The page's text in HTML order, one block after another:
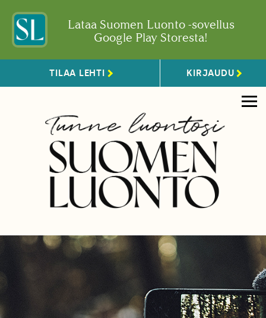
Lataa Suomen Luonto -sovellus
Google Play Storesta!
TILAA LEHTI KIRJAUDU